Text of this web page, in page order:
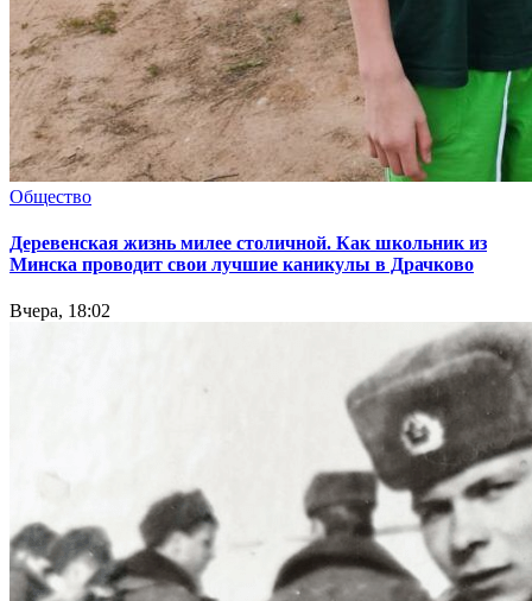
Общество
Деревенская жизнь милее столичной. Как школьник из
Минска проводит свои лучшие каникулы в Драчково
Вчера, 18:02